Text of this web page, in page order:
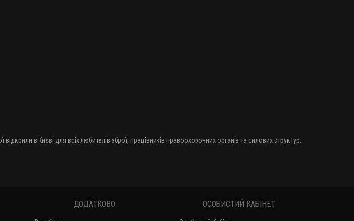
в Києві для всіх любителів зброї, працівників правоохоронних органів та силових структур.
ДОДАТКОВО ОСОБИСТИЙ КАБІНЕТ